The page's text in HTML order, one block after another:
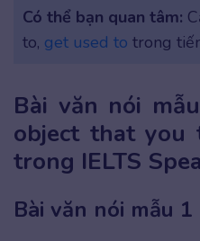
Có thể bạn quan tâm:
to, get used to trong
Bài văn nói
object that you
trong IELTS
Bài văn nói mẫu 1